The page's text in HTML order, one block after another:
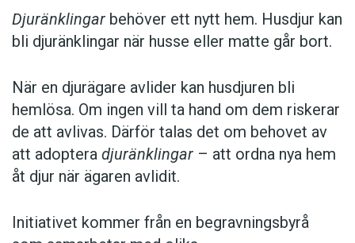
Djuränklingar behöver ett nytt hem. Husdjur kan
bli djuränklingar när husse eller matte går bort.
När en djurägare avlider kan husdjuren bli
hemlösa. Om ingen vill ta hand om dem riskerar
de att avlivas. Därför talas det om behovet av
att adoptera djuränklingar – att ordna nya hem
åt djur när ägaren avlidit.
Initiativet kommer från en begravningsbyrå